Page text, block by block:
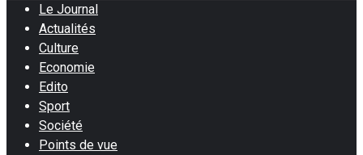
Le Journal
Actualités
Culture
Economie
Edito
Sport
Société
Points de vue